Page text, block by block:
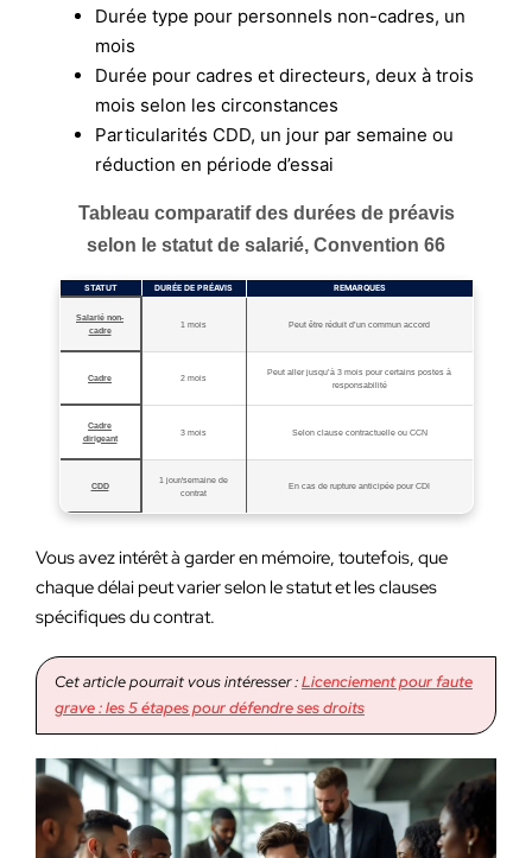
Durée type pour personnels non-cadres, un
mois
Durée pour cadres et directeurs, deux à trois
mois selon les circonstances
Particularités CDD, un jour par semaine ou
réduction en période d’essai
Tableau comparatif des durées de préavis
selon le statut de salarié, Convention 66
STATUT DURÉE DE PRÉAVIS REMARQUES
Salarié non-
cadre
1 mois Peut être réduit d’un commun accord
Cadre 2 mois
Peut aller jusqu’à 3 mois pour certains postes à
responsabilité
Cadre
dirigeant
3 mois Selon clause contractuelle ou CCN
CDD
1 jour/semaine de
contrat
En cas de rupture anticipée pour CDI
Vous avez intérêt à garder en mémoire, toutefois, que
chaque délai peut varier selon le statut et les clauses
spécifiques du contrat.
Cet article pourrait vous intéresser :Licenciement pour faute
grave : les 5 étapes pour défendre ses droits